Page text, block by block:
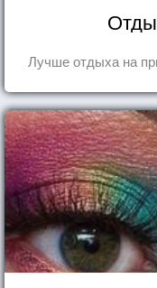
Лучше отдыха на